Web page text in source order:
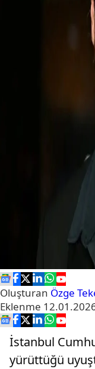
Oluşturan Özge
Eklenme
İstanbul
yürüttüğü